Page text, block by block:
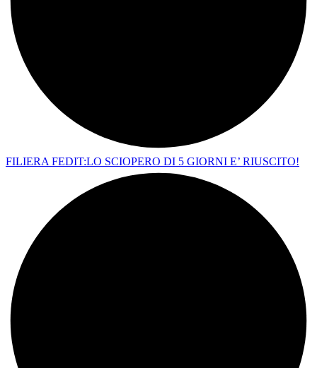
FILIERA FEDIT:LO SCIOPERO DI 5 GIORNI E’ RIUSCITO!